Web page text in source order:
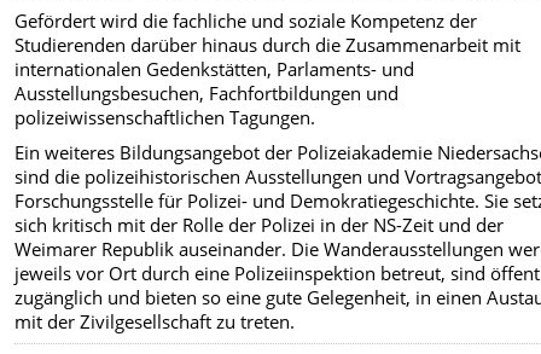
Gefördert wird die fachliche und soziale Kompetenz der
Studierenden darüber hinaus durch die Zusammenarbeit mit
internationalen Gedenkstätten, Parlaments- und
Ausstellungsbesuchen, Fachfortbildungen und
polizeiwissenschaftlichen Tagungen.
Ein weiteres Bildungsangebot der Polizeiakademie
sind die polizeihistorischen Ausstellungen und
Forschungsstelle für Polizei- und Demokratiegeschichte. Sie
sich kritisch mit der Rolle der Polizei in der NS-Zeit und der
Weimarer Republik auseinander. Die Wanderausstellungen
jeweils vor Ort durch eine Polizeiinspektion betreut, sind
zugänglich und bieten so eine gute Gelegenheit, in einen
mit der Zivilgesellschaft zu treten.